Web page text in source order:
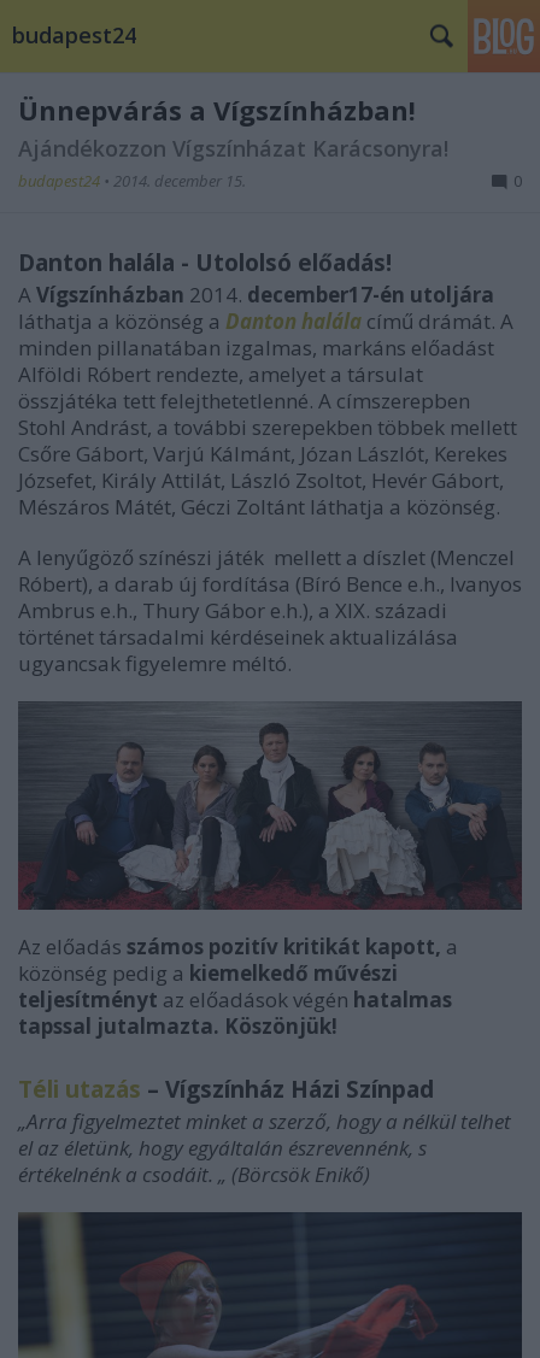
budapest24
Ünnepvárás a Vígszínházban!
Ajándékozzon Vígszínházat Karácsonyra!
budapest24 • 2014. december 15. 0
Danton halála - Utololsó előadás!
AVígszínházban 2014. december17-én utoljára
láthatja a közönség a Danton halála című drámát. A
minden pillanatában izgalmas, markáns előadást
Alföldi Róbert rendezte, amelyet a társulat
összjátéka tett felejthetetlenné. A címszerepben
Stohl Andrást, a további szerepekben többek mellett
Csőre Gábort, Varjú Kálmánt, Józan Lászlót, Kerekes
Józsefet, Király Attilát, László Zsoltot, Hevér Gábort,
Mészáros Mátét, Géczi Zoltánt láthatja a közönség.
A lenyűgöző színészi játék mellett a díszlet (Menczel
Róbert), a darab új fordítása (Bíró Bence e.h., Ivanyos
Ambrus e.h., Thury Gábor e.h.), a XIX. századi
történet társadalmi kérdéseinek aktualizálása
ugyancsak figyelemre méltó.
Az előadás számos pozitív kritikát kapott, a
közönség pedig a kiemelkedő művészi
teljesítményt az előadások végén hatalmas
tapssal jutalmazta. Köszönjük!
Téli utazás – Vígszínház Házi Színpad
„Arra figyelmeztet minket a szerző, hogy a nélkül telhet
el az életünk, hogy egyáltalán észrevennénk, s
értékelnénk a csodáit. „ (Börcsök Enikő)